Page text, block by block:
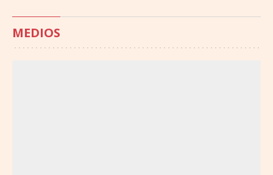
MEDIOS